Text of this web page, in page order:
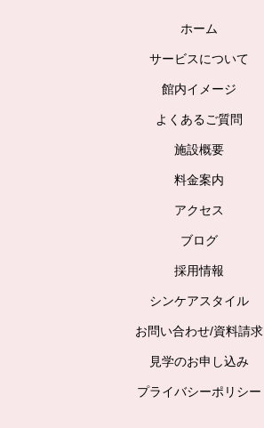
ホーム
サービスについて
館内イメージ
よくあるご質問
施設概要
料金案内
アクセス
ブログ
採用情報
シンケアスタイル
お問い合わせ/資料請求
見学のお申し込み
プライバシーポリシー